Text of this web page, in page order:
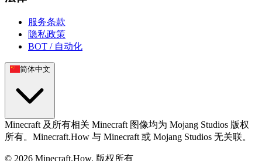
服务条款
隐私政策
BOT / 自动化
简体中文
Minecraft 及所有相关 Minecraft 图像均为 Mojang Studios 版权
所有。Minecraft.How 与 Minecraft 或 Mojang Studios 无关联。
© 2026 Minecraft.How. 版权所有